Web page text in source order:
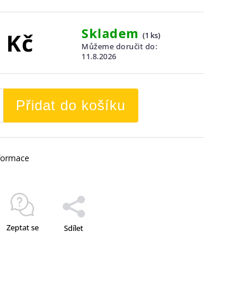
Skladem(1 ks)
Můžeme doručit do:
11.8.2026
Přidat do košíku
Zeptat se Sdílet